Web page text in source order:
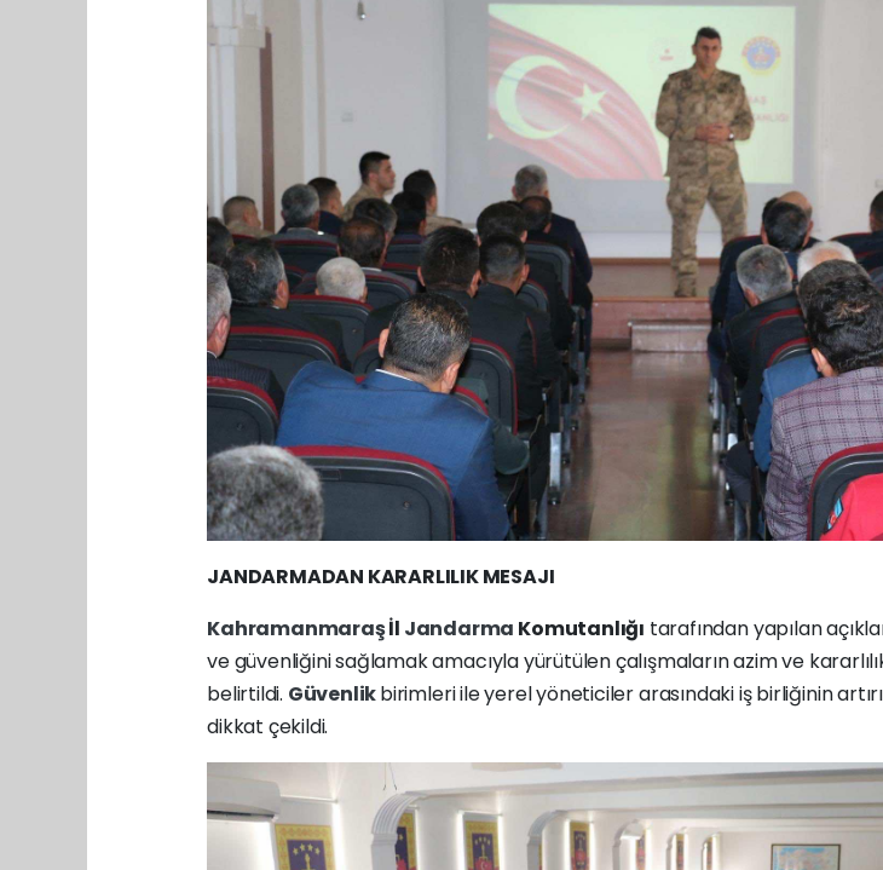
JANDARMADAN KARARLILIK MESAJI
Kahramanmaraşİl Jandarma Komutanlığı tarafından yapılan
ve güvenliğini sağlamak amacıyla yürütülen çalışmaların azim ve
belirtildi. Güvenlikbirimleri ile yerel yöneticiler arasındaki iş birliğinin
dikkat çekildi.